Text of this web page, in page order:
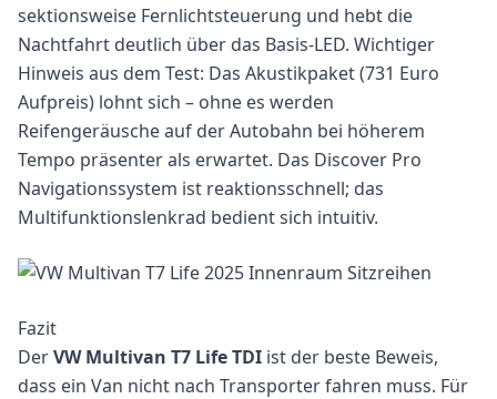
sektionsweise Fernlichtsteuerung und hebt die
Nachtfahrt deutlich über das Basis-LED. Wichtiger
Hinweis aus dem Test: Das Akustikpaket (731 Euro
Aufpreis) lohnt sich – ohne es werden
Reifengeräusche auf der Autobahn bei höherem
Tempo präsenter als erwartet. Das Discover Pro
Navigationssystem ist reaktionsschnell; das
Multifunktionslenkrad bedient sich intuitiv.
Fazit
DerVW Multivan T7 Life TDI ist der beste Beweis,
dass ein Van nicht nach Transporter fahren muss. Für